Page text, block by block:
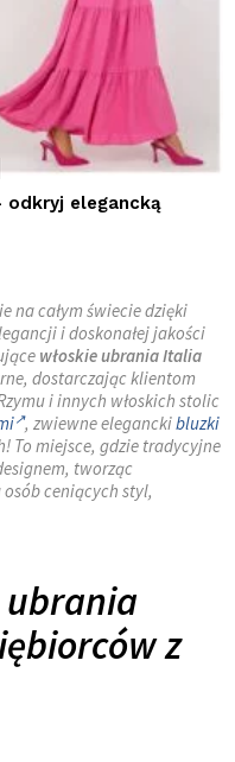
odkryj elegancką
na całym świecie dzięki
i doskonałej jakości
włoskie ubrania Italia
dostarczając klientom
i innych włoskich stolic
, zwiewne eleganckibluzki
To miejsce, gdzie tradycyjne
tworząc
ceniących styl,
ubrania
z